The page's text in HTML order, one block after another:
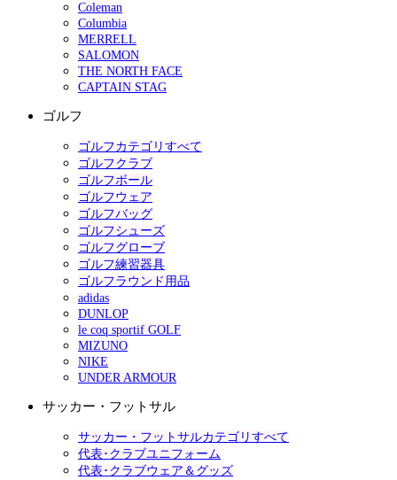
Coleman
Columbia
MERRELL
SALOMON
THE NORTH FACE
CAPTAIN STAG
ゴルフ
ゴルフカテゴリすべて
ゴルフクラブ
ゴルフボール
ゴルフウェア
ゴルフバッグ
ゴルフシューズ
ゴルフグローブ
ゴルフ練習器具
ゴルフラウンド用品
adidas
DUNLOP
le coq sportif GOLF
MIZUNO
NIKE
UNDER ARMOUR
サッカー・フットサル
サッカー・フットサルカテゴリすべて
代表･クラブユニフォーム
代表･クラブウェア＆グッズ